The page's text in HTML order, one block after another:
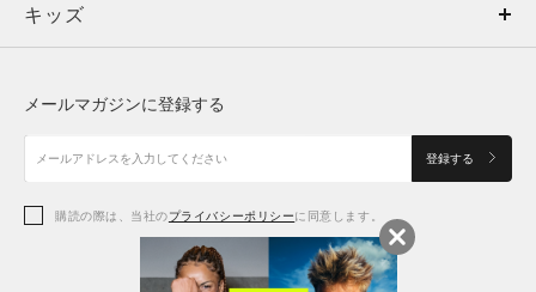
キッズ
アクセサリー
ボトムス
アクセサリー
トップス
シューズ
アクセサリー
キッズ
シューズ
メールマガジンに登録する
登録する
購読の際は、当社のプライバシーポリシーに同意します。